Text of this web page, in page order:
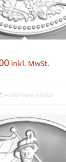
Preisspanne:
€139,00
Ausführung wählen